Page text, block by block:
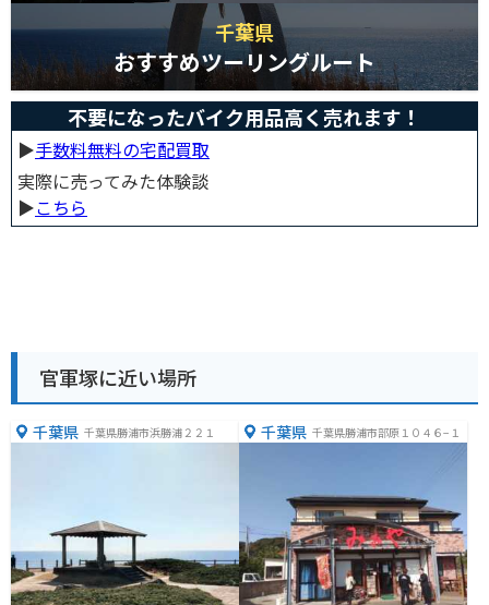
千葉県
おすすめツーリングルート
不要になったバイク用品高く売れます！
▶︎手数料無料の宅配買取
実際に売ってみた体験談
▶︎こちら
官軍塚に近い場所
千葉県 千葉県勝浦市浜勝浦２２１ 千葉県 千葉県勝浦市部原１０４６−１